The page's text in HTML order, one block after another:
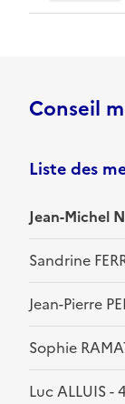
Conseil
Liste des
Jean-Michel
Sandrine
Jean-Pierre
Sophie
Luc ALLUIS